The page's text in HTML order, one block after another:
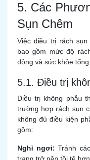
5. Các
Sụn Chêm
Việc điều trị rách
bao gồm mức độ
động và sức khỏe
5.1. Điều trị
Điều trị không phẫu
trường hợp rách sụn
không đủ điều kiện
gồm:
Nghỉ ngơi: Tránh